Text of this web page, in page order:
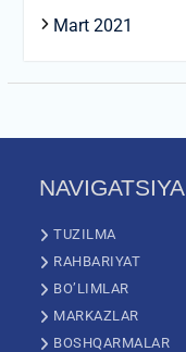
Mart 2021
NAVIGATSIYA
TUZILMA
RAHBARIYAT
BO’LIMLAR
MARKAZLAR
BOSHQARMALAR